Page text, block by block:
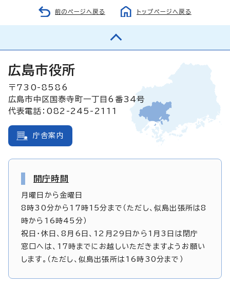
前のページへ戻る トップページへ戻る
広島市役所
〒730-8586
広島市中区国泰寺町一丁目6番34号
代表電話：082-245-2111
庁舎案内
開庁時間
月曜日から金曜日
8時30分から17時15分まで（ただし、似島出張所は8
時から16時45分）
祝日・休日、8月6日、12月29日から1月3日は閉庁
窓口へは、17時までにお越しいただきますようお願い
します。（ただし、似島出張所は16時30分まで）